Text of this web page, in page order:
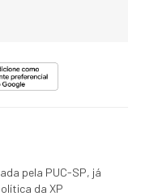
pela PUC-SP, já
da XP